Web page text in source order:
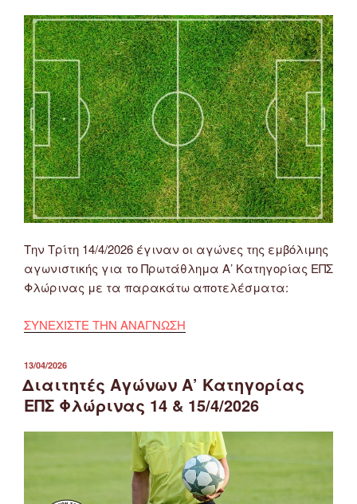
Την Τρίτη 14/4/2026 έγιναν οι αγώνες της εμβόλιμης
αγωνιστικής για το Πρωτάθλημα Α’ Κατηγορίας ΕΠΣ
Φλώρινας με τα παρακάτω αποτελέσματα:
ΣΥΝΕΧΙΣΤΕ ΤΗΝ ΑΝΑΓΝΩΣΗ
ΔΗΜΟΣΙΕΎΤΗΚΕ
ΣΤΙΣ
13/04/2026
Διαιτητές Αγώνων Α’ Κατηγορίας
ΕΠΣ Φλώρινας 14 & 15/4/2026